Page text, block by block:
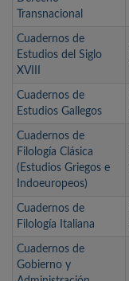
Transnacional
Cuadernos de
Estudios del Siglo
XVIII
Cuadernos de
Estudios Gallegos
Cuadernos de
Filología Clásica
(Estudios Griegos e
Indoeuropeos)
Cuadernos de
Filología Italiana
Cuadernos de
Gobierno y